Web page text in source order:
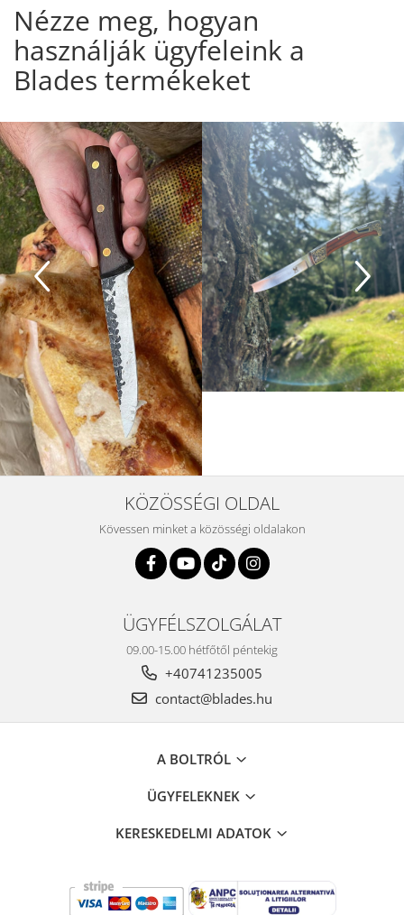
Nézze meg, hogyan
használják ügyfeleink a
Blades termékeket
KÖZÖSSÉGI OLDAL
Kövessen minket a közösségi oldalakon
ÜGYFÉLSZOLGÁLAT
09.00-15.00 hétfőtől péntekig
+40741235005
contact@blades.hu
A BOLTRÓL
ÜGYFELEKNEK
KERESKEDELMI ADATOK